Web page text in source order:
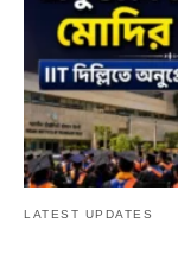
LATEST UPDATES